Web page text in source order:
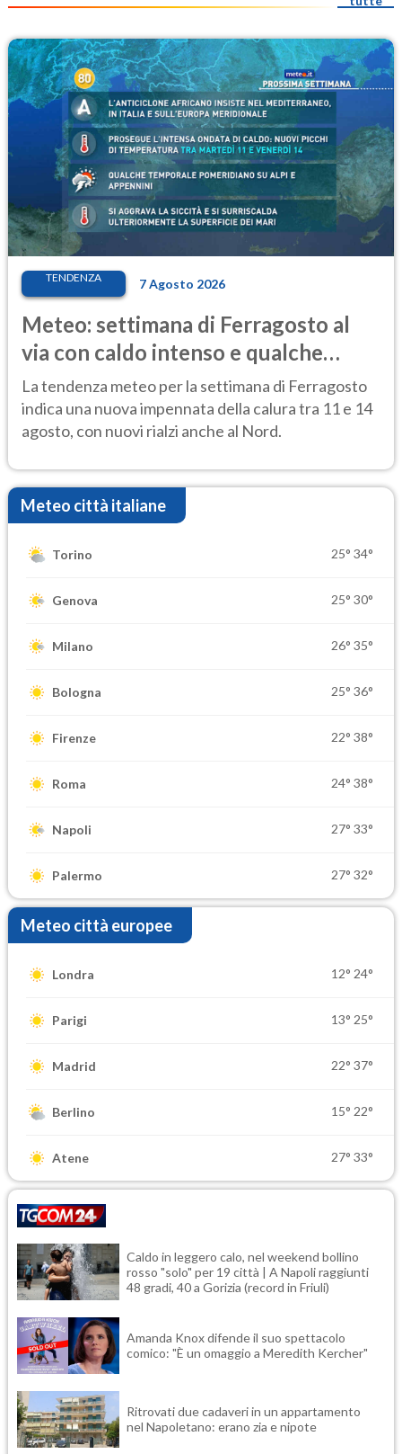
TENDENZA 7 Agosto 2026
Meteo: settimana di Ferragosto al
via con caldo intenso e qualche
temporale
La tendenza meteo per la settimana di Ferragosto
indica una nuova impennata della calura tra 11 e 14
agosto, con nuovi rialzi anche al Nord.
Meteo città italiane
Torino 25° 34°
Genova 25° 30°
Milano 26° 35°
Bologna 25° 36°
Firenze 22° 38°
Roma 24° 38°
Napoli 27° 33°
Palermo 27° 32°
Meteo città europee
Londra 12° 24°
Parigi 13° 25°
Madrid 22° 37°
Berlino 15° 22°
Atene 27° 33°
Caldo in leggero calo, nel weekend bollino
rosso "solo" per 19 città | A Napoli raggiunti
48 gradi, 40 a Gorizia (record in Friuli)
Amanda Knox difende il suo spettacolo
comico: "È un omaggio a Meredith Kercher"
Ritrovati due cadaveri in un appartamento
nel Napoletano: erano zia e nipote